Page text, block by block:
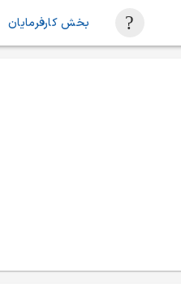
بخش کارفرمایان